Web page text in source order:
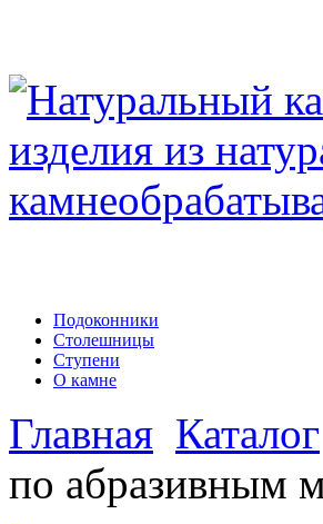
Подоконники
Столешницы
Ступени
О камне
Главная Каталог
по абразивным